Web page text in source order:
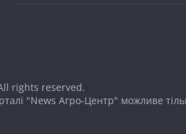
rights reserved.
"News Агро-Центр" можливе